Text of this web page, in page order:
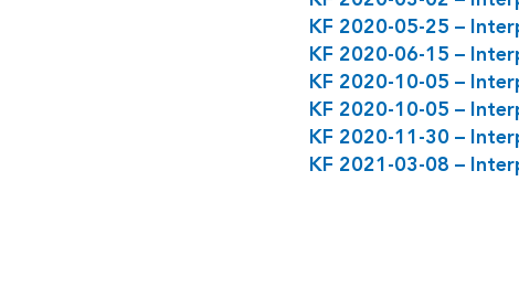
KF 2020-05-25 –
KF 2020-06-15 –
KF 2020-10-05 –
KF 2020-10-05 –
KF 2020-11-30 –
KF 2021-03-08 –